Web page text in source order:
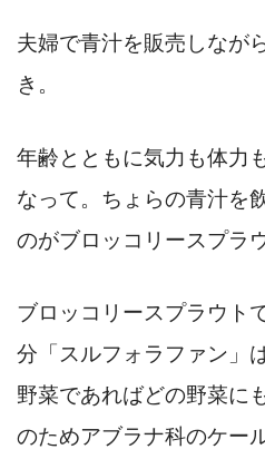
夫婦で青汁を販売しなが
き。
年齢とともに気力も体力
なって。ちょらの青汁を
のがブロッコリースプラ
ブロッコリースプラウト
分「スルフォラファン」
野菜であればどの野菜に
のためアブラナ科のケー